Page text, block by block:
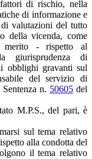
di rischio, nella
di informazione e
valutazioni del tutto
della vicenda, come
merito - rispetto al
giurisprudenza di
obblighi gravanti sul
del servizio di
n. 50605del
M.P.S., del pari, è
sul tema relativo
alla condotta del
il tema relativo